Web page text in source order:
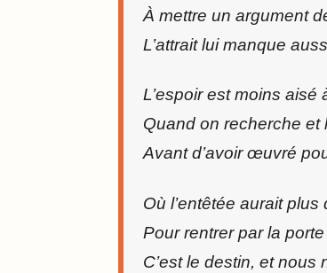
À mettre un argument
L’attrait lui manque
L’espoir est moins aisé
Quand on recherche et
Avant d’avoir œuvré
Où l’entêtée aurait
Pour rentrer par la
C’est le destin, et nous